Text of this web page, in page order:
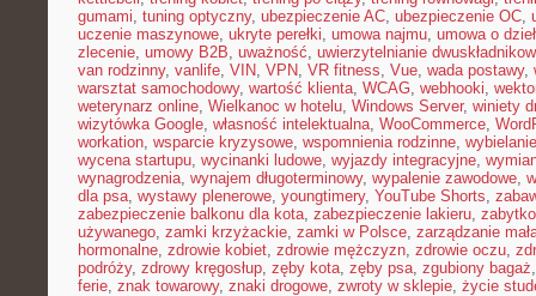
gumami, tuning optyczny, ubezpieczenie AC, ubezpieczenie OC,
uczenie maszynowe, ukryte perełki, umowa najmu, umowa o
zlecenie, umowy B2B, uważność, uwierzytelnianie
van rodzinny, vanlife, VIN, VPN, VR fitness, Vue, wada postawy,
warsztat samochodowy, wartość klienta, WCAG, webhooki,
weterynarz online, Wielkanoc w hotelu, Windows Server, winiety
wizytówka Google, własność intelektualna, WooCommerce,
workation, wsparcie kryzysowe, wspomnienia rodzinne,
wycena startupu, wycinanki ludowe, wyjazdy integracyjne,
wynagrodzenia, wynajem długoterminowy, wypalenie zawodowe,
dla psa, wystawy plenerowe, youngtimery, YouTube Shorts,
zabezpieczenie balkonu dla kota, zabezpieczenie lakieru,
używanego, zamki krzyżackie, zamki w Polsce, zarządzanie
hormonalne, zdrowie kobiet, zdrowie mężczyzn, zdrowie oczu,
podróży, zdrowy kręgosłup, zęby kota, zęby psa, zgubiony bagaż
ferie, znak towarowy, znaki drogowe, zwroty w sklepie, życie